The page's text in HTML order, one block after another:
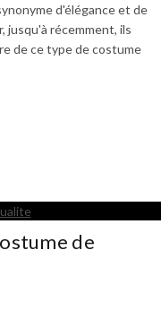
d'élégance et de
jusqu'à récemment, ils
de ce type de costume
de